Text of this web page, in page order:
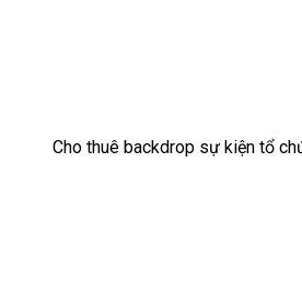
Cho thuê backdrop sự kiện tổ